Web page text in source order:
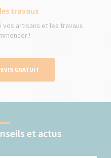
travaux
artisans et les travaux
!
GRATUIT
et actus